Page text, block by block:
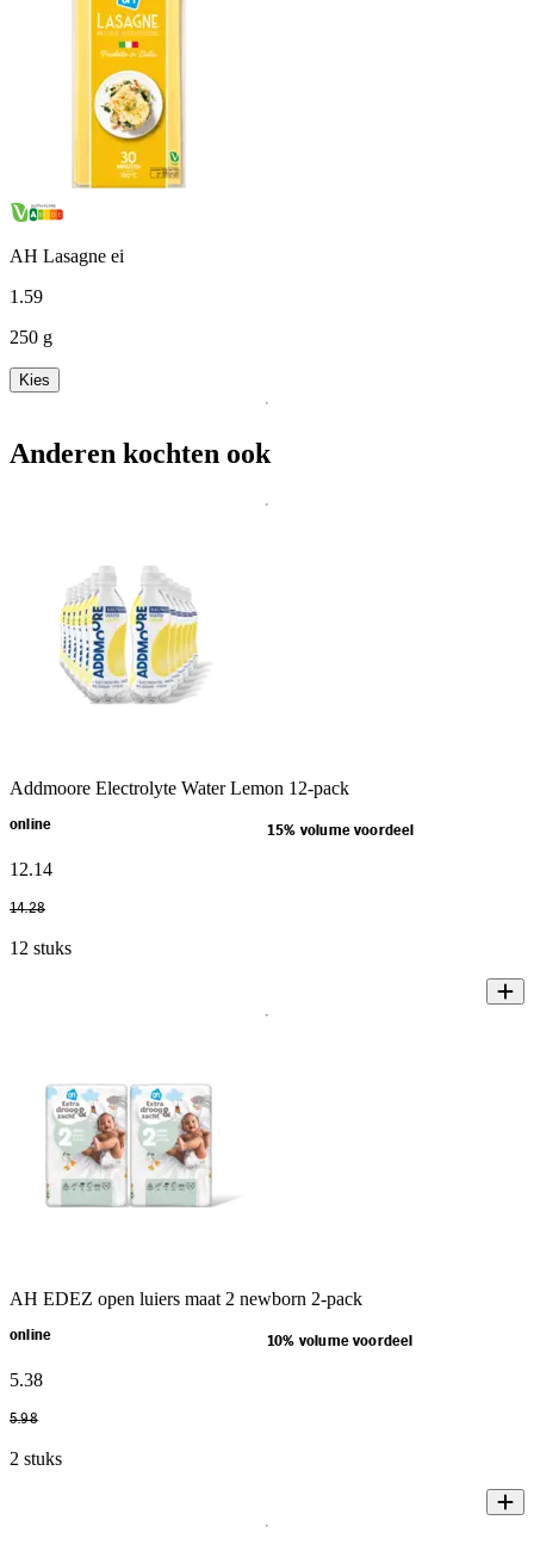
AH Lasagne ei
1 .59
250 g
Kies
Anderen kochten ook
Addmoore Electrolyte Water Lemon 12-pack
online 15% volume voordeel
12.14
14.28
12 stuks
AH EDEZ open luiers maat 2 newborn 2-pack
online 10% volume voordeel
5.38
5.98
2 stuks